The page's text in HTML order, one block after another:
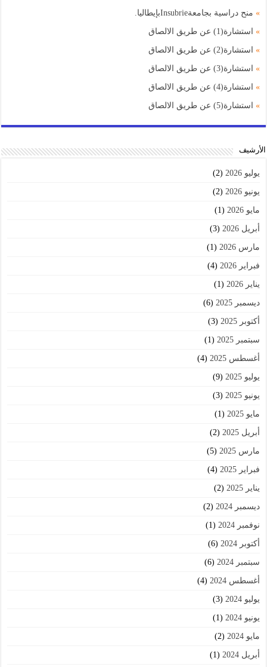
» منح دراسية بجامعةInsubrieبإيطاليا.
» استشارة(1) عن طريق الالصاق
» استشارة(2) عن طريق الالصاق
» استشارة(3) عن طريق الالصاق
» استشارة(4) عن طريق الالصاق
» استشارة(5) عن طريق الالصاق
اﻷرشيف
يوليو 2026 (2)
يونيو 2026 (2)
مايو 2026 (1)
أبريل 2026 (3)
مارس 2026 (1)
فبراير 2026 (4)
يناير 2026 (1)
ديسمبر 2025 (6)
أكتوبر 2025 (3)
سبتمبر 2025 (1)
أغسطس 2025 (4)
يوليو 2025 (9)
يونيو 2025 (3)
مايو 2025 (1)
أبريل 2025 (2)
مارس 2025 (5)
فبراير 2025 (4)
يناير 2025 (2)
ديسمبر 2024 (2)
نوفمبر 2024 (1)
أكتوبر 2024 (6)
سبتمبر 2024 (6)
أغسطس 2024 (4)
يوليو 2024 (3)
يونيو 2024 (1)
مايو 2024 (2)
أبريل 2024 (1)